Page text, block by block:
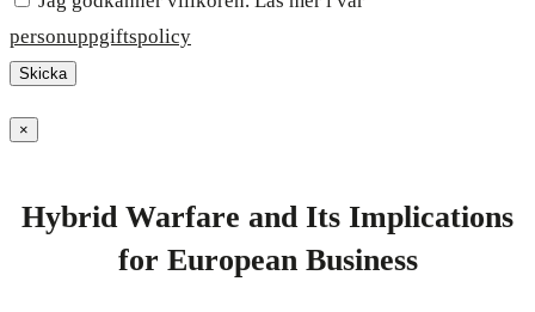
personuppgiftspolicy
×
Hybrid Warfare and Its Implications
for European Business